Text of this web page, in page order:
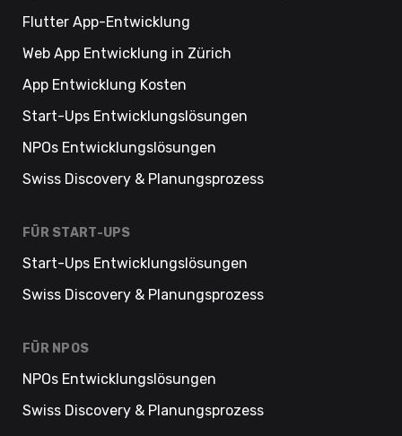
Flutter App-Entwicklung
Web App Entwicklung in Zürich
App Entwicklung Kosten
Start-Ups Entwicklungslösungen
NPOs Entwicklungslösungen
Swiss Discovery & Planungsprozess
FÜR START-UPS
Start-Ups Entwicklungslösungen
Swiss Discovery & Planungsprozess
FÜR NPOS
NPOs Entwicklungslösungen
Swiss Discovery & Planungsprozess